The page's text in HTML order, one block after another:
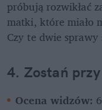
próbują rozwikłać
matki, które miało
Czy te dwie sprawy
4. Zostań
Ocena widzów: